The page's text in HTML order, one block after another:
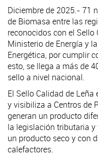
Diciembre de 2025.- 71
de Biomasa entre las
reconocidos con el Sello
Ministerio de Energía y
Energética, por cumplir
esto, se llega a más de
sello a nivel nacional.
El Sello Calidad de
y visibiliza a Centros de
generan un producto
la legislación tributaria
un producto seco y con
calefactores.